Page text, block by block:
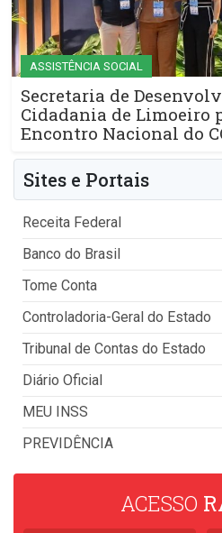
ASSISTÊNCIA SOCIAL
Secretaria de
Cidadania de Limoeiro
Encontro Nacional do
Sites e Portais
Receita Federal
Banco do Brasil
Tome Conta
Controladoria-Geral do Estado
Tribunal de Contas do Estado
Diário Oficial
MEU INSS
PREVIDÊNCIA
ACESSO